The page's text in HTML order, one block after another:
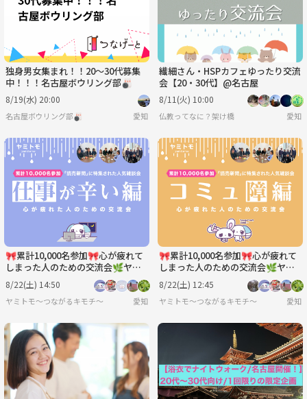
独身男女集まれ！！20〜30代募集
中！！！名古屋ボウリング部🎳
8/19(水) 20:00
名古屋ボウリング部🎳 愛知
繊細さん・HSPカフェゆったり交流
会【20・30代】@名古屋
8/11(火) 10:00
仏教ってなに？架け橋 愛知
🎀累計10,000名参加🎀心が疲れて
しまった人のための交流会🌿ヤミ
トモ🌿《20代～60代中心》
8/22(土) 14:50
ヤミトモ～つながるキモチ～ 愛知
🎀累計10,000名参加🎀心が疲れて
しまった人のための交流会🌿ヤミ
トモ🌿《20代～60代中心》
8/22(土) 12:45
ヤミトモ～つながるキモチ～ 愛知